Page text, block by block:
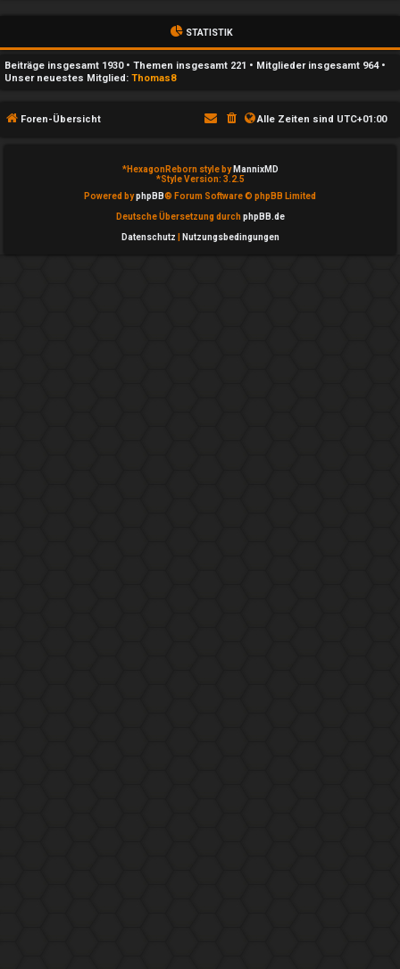
n
S
STATISTIK
Beiträge insgesamt 1930• Themen insgesamt 221 • Mitglieder insgesamt 964•
Unser neuestes Mitglied: Thomas8
Foren-Übersicht Alle Zeiten sind UTC+01:00
*HexagonReborn style by MannixMD
*Style Version: 3.2.5
Powered byphpBB® Forum Software © phpBB Limited
Deutsche Übersetzung durch phpBB.de
Datenschutz Nutzungsbedingungen